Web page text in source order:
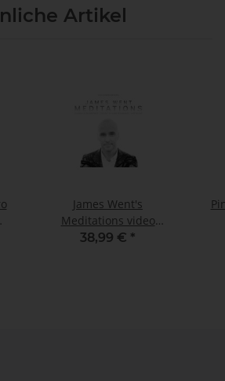
Artikel
James Went's
Meditations video
DOWNLOAD
38,99 € *